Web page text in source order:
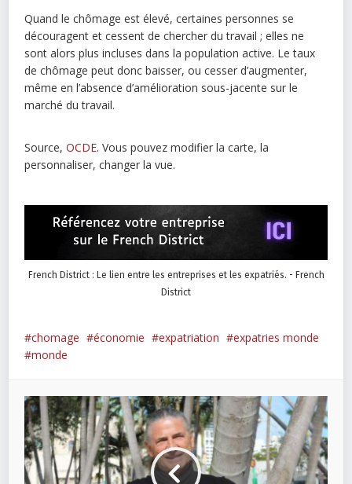
Quand le chômage est élevé, certaines personnes se
découragent et cessent de chercher du travail ; elles ne
sont alors plus incluses dans la population active. Le taux
de chômage peut donc baisser, ou cesser d’augmenter,
même en l’absence d’amélioration sous-jacente sur le
marché du travail.
Source,OCDE. Vous pouvez modifier la carte, la
personnaliser, changer la vue.
French District : Le lien entre les entreprises et les expatriés. - French
District
chomage économie expatriation
expatries monde
monde